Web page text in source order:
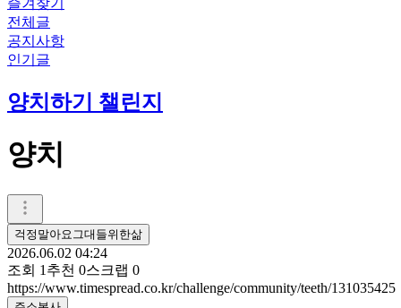
즐겨찾기
전체글
공지사항
인기글
양치하기 챌린지
양치
걱정말아요그대들위한삶
2026.06.02 04:24
조회 1 추천 0스크랩 0
https://www.timespread.co.kr/challenge/community/teeth/131035425